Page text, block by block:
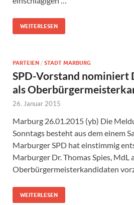
WEITERLESEN
PARTEIEN / STADT MARBURG
SPD-Vorstand nominiert
als
26. Januar 2015
Marburg 26.01.2015 (yb) Die
Sonntags besteht aus dem einem
Marburger SPD hat einstimmig
Marburger Dr. Thomas Spies, MdL
Oberbürgermeisterkandidaten
WEITERLESEN